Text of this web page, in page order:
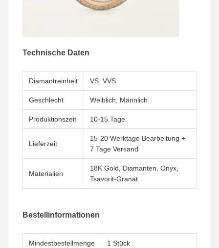
Diamant Uhren Armband
18 Karat Gold-Ohrringe
18K Gold Brosche
18K Schmuckstücke
14K Diamant-Armband
14 Karat Goldring
14CT-Gold-Armband
14K-Goldplattierte Halskette
Technische Daten
Diamantreinheit VS, VVS
Geschlecht Weiblich, Männlich
Produktionszeit 10-15 Tage
Lieferzeit
15-20 Werktage Bearbeitung +
7 Tage Versand
Materialien
18K Gold, Diamanten, Onyx,
Tsavorit-Granat
Bestellinformationen
Mindestbestellmenge 1 Stück